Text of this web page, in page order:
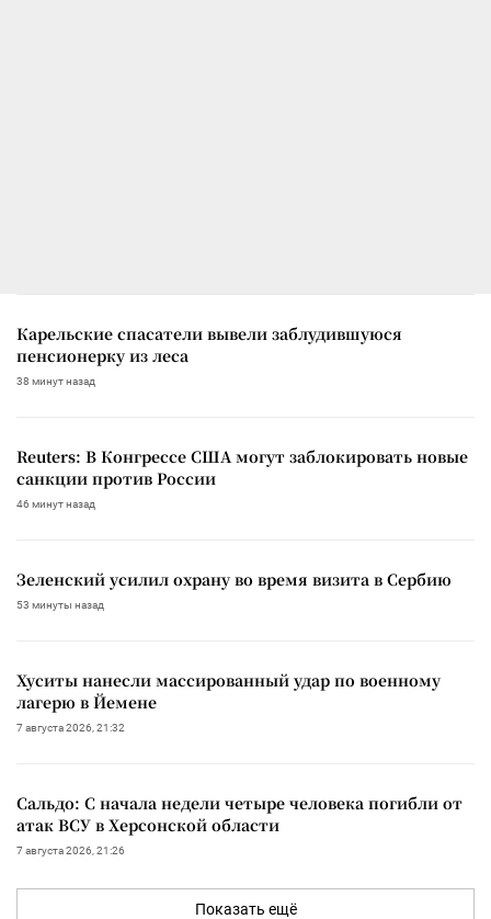
Карельские спасатели вывели заблудившуюся
пенсионерку из леса
38 минут назад
Reuters: В Конгрессе США могут заблокировать новые
санкции против России
46 минут назад
Зеленский усилил охрану во время визита в Сербию
53 минуты назад
Хуситы нанесли массированный удар по военному
лагерю в Йемене
7 августа 2026, 21:32
Сальдо: С начала недели четыре человека погибли от
атак ВСУ в Херсонской области
7 августа 2026, 21:26
Показать ещё